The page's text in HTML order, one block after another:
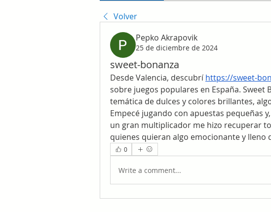
Volver
Pepko Akrapovik
25 de diciembre de 2024
sweet-bonanza
Desde Valencia, descubrí https://sweet-
sobre juegos populares en España. Sweet
temática de dulces y colores brillantes,
Empecé jugando con apuestas pequeñas
un gran multiplicador me hizo recuperar
quienes quieran algo emocionante y lleno
0
Write a comment...